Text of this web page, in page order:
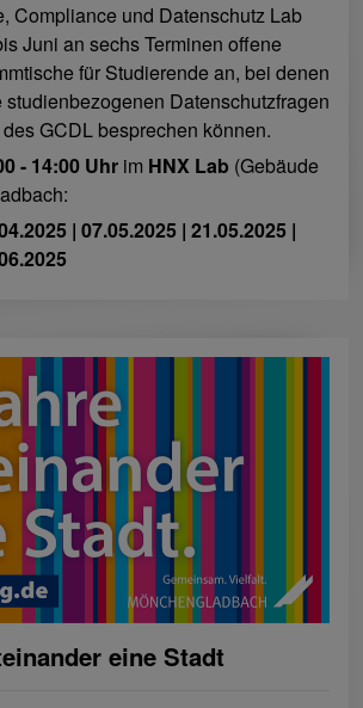
Compliance und Datenschutz Lab
Juni an sechs Terminen offene
für Studierende an, bei denen
Datenschutzfragen
GCDL besprechen können.
- 14:00 Uhr im HNX Lab (Gebäude
| 07.05.2025 | 21.05.2025 |
eine Stadt